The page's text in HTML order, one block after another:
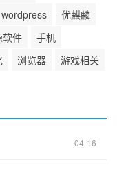
wordpress
优麒麟
软件
手机
浏览器
游戏相关
04-16